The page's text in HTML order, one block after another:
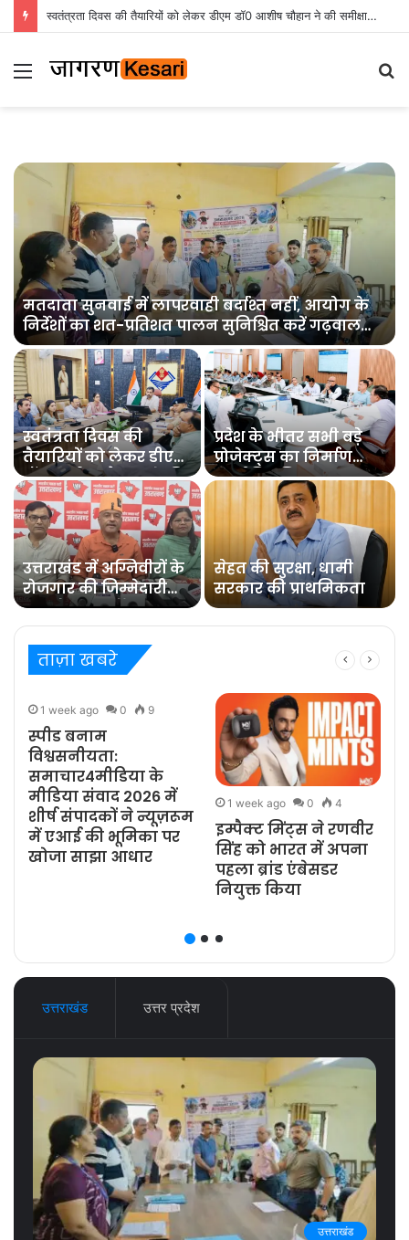
स्वतंत्रता दिवस की तैयारियों को लेकर डीएम डॉ0 आशीष चौहान ने की समीक्षा बैठक
Menu
मतदाता सुनवाई में लापरवाही बर्दाश्त नहीं, आयोग के
निर्देशों का शत-प्रतिशत पालन सुनिश्चित करें गढ़वाल
आयुक्त
स्वतंत्रता दिवस की
तैयारियों को लेकर डीएम
डॉ0 आशीष चौहान ने की
समीक्षा बैठक
प्रदेश के भीतर सभी बड़े
प्रोजेक्ट्स का निर्माण
कार्य नियमित समय पर
पूरा हो : मुख्य सचिव
उत्तराखंड में अग्निवीरों के
रोजगार की जिम्मेदारी
संभालेगा पुनर्रोजगार
सेल : कर्नल कोठियाल
सेहत की सुरक्षा, धामी
सरकार की प्राथमिकता
ताज़ा खबरे
1 week ago 0 9
स्पीड बनाम
विश्वसनीयता:
समाचार4मीडिया के
मीडिया संवाद 2026 में
शीर्ष संपादकों ने न्यूज़रूम
में एआई की भूमिका पर
खोजा साझा आधार
1 week ago 0 4
इम्पैक्ट मिंट्स ने रणवीर
सिंह को भारत में अपना
पहला ब्रांड एंबेसडर
नियुक्त किया
उत्तराखंड उत्तर प्रदेश
उत्तराखंड